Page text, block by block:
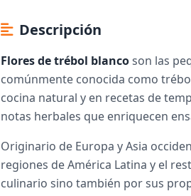
Descripción
Flores de trébol blancoson las
comúnmente conocida como
cocina natural y en recetas de
notas herbales que enriquecen
Originario de Europa y Asia
regiones de América Latina y el
culinario sino también por sus